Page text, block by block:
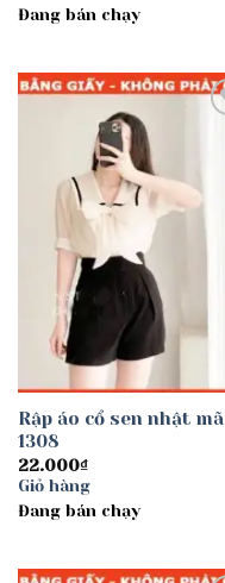
Đang bán chạy
Rập áo cổ sen nhật mã
1308
22.000₫
Giỏ hàng
Đang bán chạy